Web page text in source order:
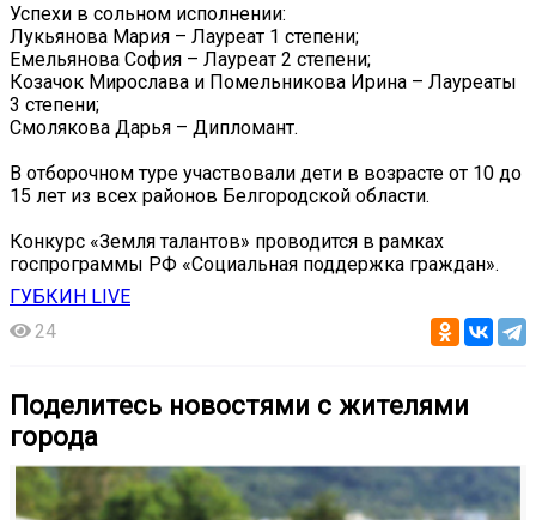
Успехи в сольном исполнении:
Лукьянова Мария – Лауреат 1 степени;
Емельянова София – Лауреат 2 степени;
Козачок Мирослава и Помельникова Ирина – Лауреаты
3 степени;
Смолякова Дарья – Дипломант.
В отборочном туре участвовали дети в возрасте от 10 до
15 лет из всех районов Белгородской области.
Конкурс «Земля талантов» проводится в рамках
госпрограммы РФ «Социальная поддержка граждан».
ГУБКИН LIVE
24
Поделитесь новостями с жителями
города